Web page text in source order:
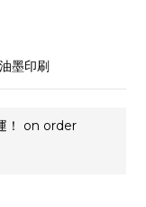
墨印刷
！ on order